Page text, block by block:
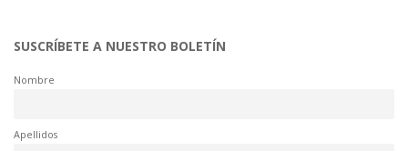
SUSCRÍBETE A NUESTRO BOLETÍN
Nombre
Apellidos